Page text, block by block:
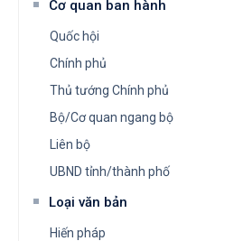
Cơ quan ban hành
Quốc hội
Chính phủ
Thủ tướng Chính phủ
Bộ/Cơ quan ngang bộ
Liên bộ
UBND tỉnh/thành phố
Loại văn bản
Hiến pháp